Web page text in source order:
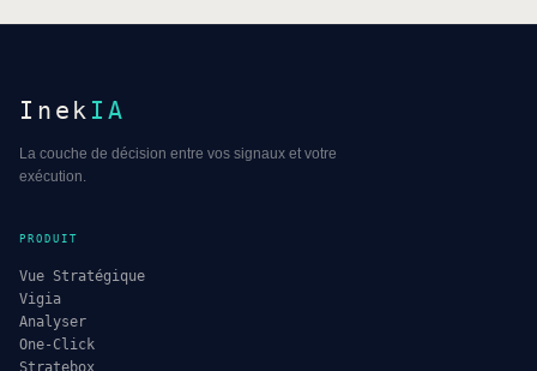
Inek IA
La couche de décision entre vos signaux et votre
exécution.
PRODUIT
Vue Stratégique
Vigia
Analyser
One-Click
Stratebox